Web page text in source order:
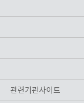
관련기관사이트